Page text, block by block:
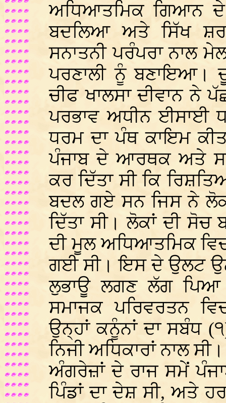
ਅਧਿਆਤਮਿਕ ਗਿਆਨ ਦੇ
ਬਦਲਿਆ ਅਤੇ ਸਿੱਖ
ਸਨਾਤਨੀ ਪਰੰਪਰਾ ਨਾਲ
ਪਰਣਾਲੀ ਨੂੰ ਬਣਾਇਆ।
ਚੀਫ ਖਾਲਸਾ ਦੀਵਾਨ ਨੇ
ਪਰਭਾਵ ਅਧੀਨ ਈਸਾਈ
ਧਰਮ ਦਾ ਪੰਥ ਕਾਇਮ
ਪੰਜਾਬ ਦੇ ਆਰਥਕ ਅਤੇ
ਕਰ ਦਿੱਤਾ ਸੀ ਕਿ
ਬਦਲ ਗਏ ਸਨ ਜਿਸ ਨੇ
ਦਿੱਤਾ ਸੀ। ਲੋਕਾਂ ਦੀ
ਦੀ ਮੂਲ ਅਧਿਆਤਮਿਕ
ਗਈ ਸੀ। ਇਸ ਦੇ ਉਲਟ
ਲੁਭਾਊ ਲਗਣ ਲੱਗ
ਸਮਾਜਕ ਪਰਿਵਰਤਨ
ਉਨ੍ਹਾਂ ਕਨੂੰਨਾਂ ਦਾ ਸਬੰਧ
ਨਿਜੀ ਅਧਿਕਾਰਾਂ ਨਾਲ ਸੀ।
ਅੰਗਰੇਜ਼ਾਂ ਦੇ ਰਾਜ ਸਮੇਂ
ਪਿੰਡਾਂ ਦਾ ਦੇਸ਼ ਸੀ, ਅਤੇ